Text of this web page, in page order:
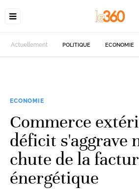
Actuellement POLITIQUE ECONOMIE
ECONOMIE
Commerce
déficit s'aggrave
chute de la
énergétique